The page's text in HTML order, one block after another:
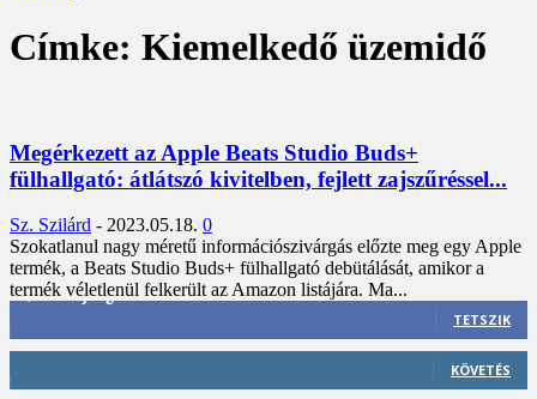
Címke: Kiemelkedő üzemidő
Megérkezett az Apple Beats Studio Buds+
fülhallgató: átlátszó kivitelben, fejlett zajszűréssel...
Sz. Szilárd - 2023.05.18. 0
Szokatlanul nagy méretű információszivárgás előzte meg egy Apple
termék, a Beats Studio Buds+ fülhallgató debütálását, amikor a
termék véletlenül felkerült az Amazon listájára. Ma...
3,452
Rajongók
TETSZIK
KÖVETÉS